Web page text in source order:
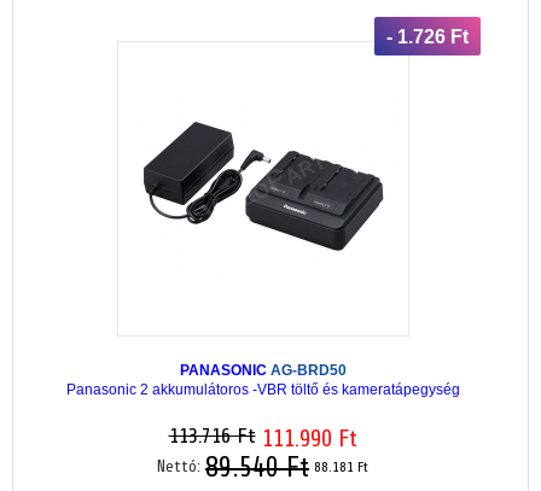
- 1.726 Ft
PANASONIC AG-BRD50
Panasonic 2 akkumulátoros -VBR töltő és kameratápegység
113.716 Ft 111.990 Ft
Nettó: 89.540 Ft 88.181 Ft